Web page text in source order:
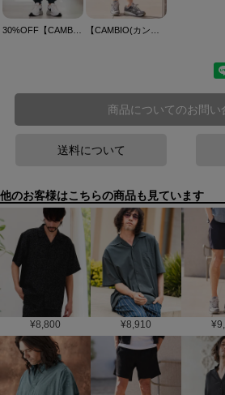
商品についてのお問い
送料について
他のお客様はこちらの商品も見ています
¥8,800 ¥8,910 ¥